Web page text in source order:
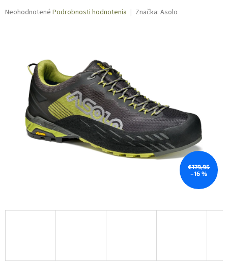
Priemerné
hviezdičiek.
Neohodnotené Podrobnosti hodnotenia Značka: Asolo
€179,95
–16 %